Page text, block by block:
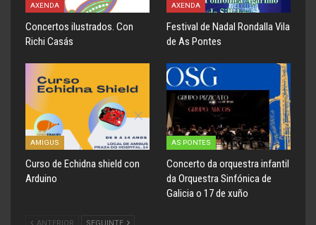
AXENDA
Concertos ilustrados. Con
Richi Casás
AXENDA
Festival de Nadal Rondalla Vila
de As Pontes
AMIGUS
Curso de Echidna shield con
Arduino
AS PONTES
Concerto da orquestra infantil
da Orquestra Sinfónica de
Galicia o 17 de xuño